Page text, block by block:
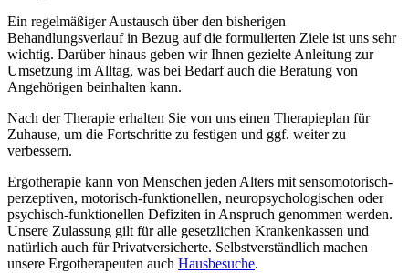
Ein regelmäßiger Austausch über den bisherigen
Behandlungsverlauf in Bezug auf die formulierten Ziele ist uns sehr
wichtig. Darüber hinaus geben wir Ihnen gezielte Anleitung zur
Umsetzung im Alltag, was bei Bedarf auch die Beratung von
Angehörigen beinhalten kann.
Nach der Therapie erhalten Sie von uns einen Therapieplan für
Zuhause, um die Fortschritte zu festigen und ggf. weiter zu
verbessern.
Ergotherapie kann von Menschen jeden Alters mit sensomotorisch-
perzeptiven, motorisch-funktionellen, neuropsychologischen oder
psychisch-funktionellen Defiziten in Anspruch genommen werden.
Unsere Zulassung gilt für alle gesetzlichen Krankenkassen und
natürlich auch für Privatversicherte. Selbstverständlich machen
unsere Ergotherapeuten auch Hausbesuche.